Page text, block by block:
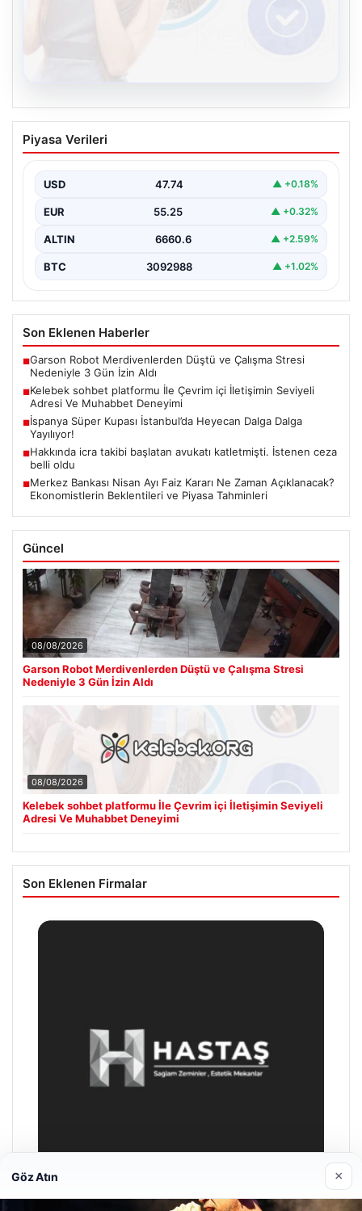
Kelebek sohbet platformu İle Çevrim içi
İletişimin Seviyeli Adresi Ve Muhabbet
İnternet dünyasında kullanıcıların güvenli bir tarzda
birçok…
Piyasa Verileri
USD 47.74 ▲ +0.18%
EUR 55.25 ▲ +0.32%
ALTIN 6660.6 ▲ +2.59%
BTC 3092988 ▲ +1.02%
Son Eklenen Haberler
■Garson Robot Merdivenlerden Düştü ve Çalışma Stresi
Nedeniyle 3 Gün İzin Aldı
■Kelebek sohbet platformu İle Çevrim içi İletişimin Seviyeli
Adresi Ve Muhabbet Deneyimi
■İspanya Süper Kupası İstanbul’da Heyecan Dalga Dalga
Yayılıyor!
■Hakkında icra takibi başlatan avukatı katletmişti. İstenen ceza
belli oldu
■Merkez Bankası Nisan Ayı Faiz Kararı Ne Zaman Açıklanacak?
Ekonomistlerin Beklentileri ve Piyasa Tahminleri
Güncel
08/08/2026
Garson Robot Merdivenlerden Düştü ve Çalışma Stresi
Nedeniyle 3 Gün İzin Aldı
08/08/2026
Kelebek sohbet platformu İle Çevrim içi İletişimin Seviyeli
Adresi Ve Muhabbet Deneyimi
Son Eklenen Firmalar
Göz Atın ×